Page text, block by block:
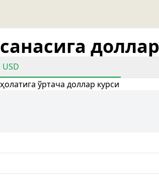
USD
ўртача доллар курси